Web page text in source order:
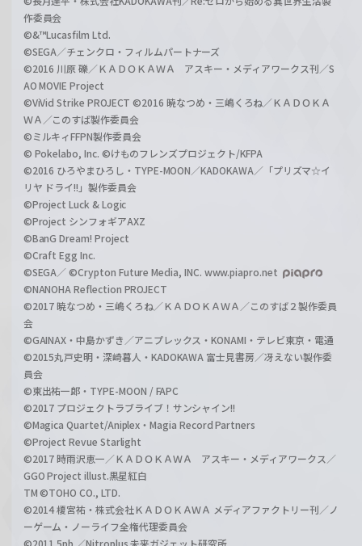
作委員会
©&™Lucasfilm Ltd.
©SEGA／チェンクロ・フィルムパートナーズ
©2016 川原 礫／ＫＡＤＯＫＡＷＡ アスキー・メディアワークス刊／S
AO MOVIE Project
©ViVid Strike PROJECT ©2016 暁なつめ・三嶋くろね／ＫＡＤＯＫＡ
ＷＡ／このすば製作委員会
©ミルキィFFPN製作委員会
© Pokelabo, Inc. ©けものフレンズプロジェクト/KFPA
©2016 ひろやまひろし・TYPE-MOON／KADOKAWA／「プリズマ☆イ
リヤ ドライ!!」製作委員会
©Project Luck & Logic
©Project シンフォギアAXZ
©BanG Dream! Project
©Craft Egg Inc.
©SEGA／ ©Crypton Future Media, INC. www.piapro.net
©NANOHA Reflection PROJECT
©2017 暁なつめ・三嶋くろね／ＫＡＤＯＫＡＷＡ／このすば２製作委員
会
©GAINAX・中島かずき／アニプレックス・KONAMI・テレビ東京・電通
©2015丸戸史明・深崎暮人・KADOKAWA 富士見書房／冴えない製作委
員会
©東出祐一郎・TYPE-MOON / FAPC
©2017 プロジェクトラブライブ！サンシャイン!!
©Magica Quartet/Aniplex・Magia Record Partners
©Project Revue Starlight
©2017 時雨沢恵一／ＫＡＤＯＫＡＷＡ アスキー・メディアワークス／
GGO Project illust.黒星紅白
TM ©TOHO CO., LTD.
©2014 榎宮祐・株式会社ＫＡＤＯＫＡＷＡ メディアファクトリー刊／ノ
ーゲーム・ノーライフ全権代理委員会
©2011 5pb.／Nitroplus 未来ガジェット研究所